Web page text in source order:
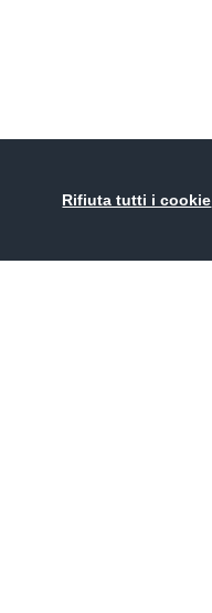
Rifiuta tutti i cookie